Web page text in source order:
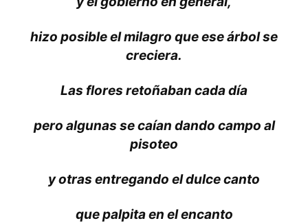
hizo posible el milagro que ese árbol se
creciera.
Las flores retoñaban cada día
pero algunas se caían dando campo al
pisoteo
y otras entregando el dulce canto
que palpita en el encanto